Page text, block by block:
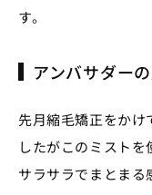
す。
アンバサダー
先月縮毛矯正をかけ
したがこのミスト
サラサラでまとまる